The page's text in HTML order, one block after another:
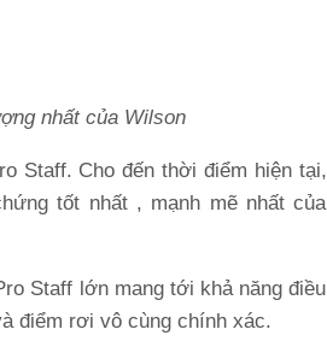
nhất của Wilson
Staff. Cho đến thời điểm hiện tại,
tốt nhất , mạnh mẽ nhất của
Staff lớn mang tới khả năng điều
điểm rơi vô cùng chính xác.